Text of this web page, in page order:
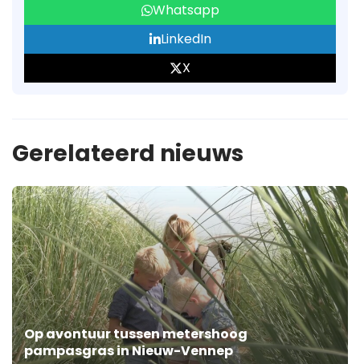
Whatsapp
LinkedIn
X
Gerelateerd nieuws
Op avontuur tussen metershoog
pampasgras in Nieuw-Vennep